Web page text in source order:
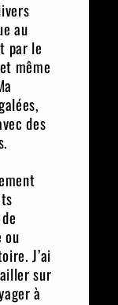
au
par le
même
des
ou
J’ai
sur
à